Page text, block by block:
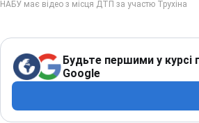
Будьте першими у курсі
Google